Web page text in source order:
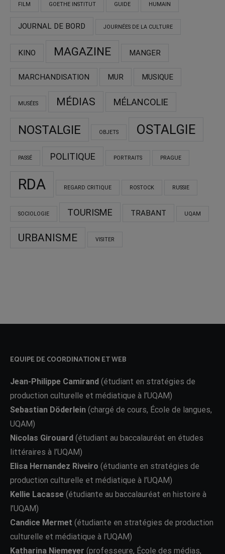
FILM GOETHE INSTITUT GUIDE HUMAIN
JOURNAL DE BORD JOURNÉES DE LA CULTURE
KINO MAGAZINE MANGER
MARCHANDISATION MUR MUSIQUE
MUSÉES MÉDIAS MÉLANCOLIE
NOSTALGIE OBJETS OSTALGIE
PASSÉ POLITIQUE PORTRAITS PRAGUE
RDA REGARD CRITIQUE ROSTOCK RUSSIE
SOCIOLOGIE TOURISME TRABANT UQAM
URBANISME VISITER
EQUIPE DE COORDINATION ET WEB
Jean-Philippe Camirand (étudiant en stratégies de
production culturelle et médiatique à l’UQAM)
Sebastian Döderlein (chargé de cours, École de langues,
UQAM)
Nicolas Girouard (étudiant au baccalauréat en études
littéraires à l’UQAM)
Elisa Hernandez Riveiro (étudiante en stratégies de
production culturelle et médiatique à l’UQAM)
Kellie Lacasse (étudiante au baccalauréat en histoire à
l’UQAM)
Candice Mermet (étudiante en stratégies de production
culturelle et médiatique à l’UQAM)
Katharina Niemeyer (professeure, École des médias,